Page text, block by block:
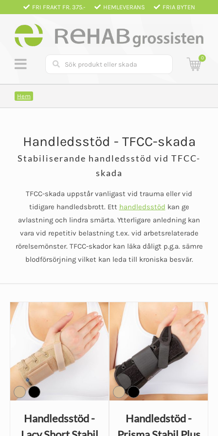
Fortsätt
innehållet
FRI FRAKT FR. 375.- HEMLEVERANS FRIA BYTEN
0
Hem
Handledsstöd - TFCC-skada
Stabiliserande handledsstöd vid TFCC-
skada
TFCC-skada uppstår vanligast vid trauma eller vid
tidigare handledsbrott. Ett handledsstöd kan ge
avlastning och lindra smärta. Ytterligare anledning kan
vara vid repetitiv belastning t.ex. vid arbetsrelaterade
rörelsemönster. TFCC-skador kan läka dåligt p.g.a. sämre
blodförsörjning vilket kan leda till kroniska besvär.
Handledsstöd -
Handledstöd -